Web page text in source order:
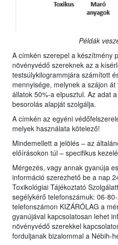
Példák
A címkén szerepel a készítmény
növényvédő szereknek az a
testsúlykilogrammjára számított
mennyisége, melynek a szájon
állatok 50%-a elpusztul. Az adat
besorolás alapját szolgálja.
A címkén az egyéni
melyek használata kötelező!
Mindemellett a jelölés – az
előírásokon túl – specifikus
Mérgezés, vagy annak gyanúja
információ szerezhető be a nap
Toxikológiai Tájékoztató
segélykérő telefonszámuk: 06-
telefonszámon KIZÁRÓLAG a
gyanújával kapcsolatosan lehet
növényvédő szerekkel
forduljanak bizalommal a Nébih-